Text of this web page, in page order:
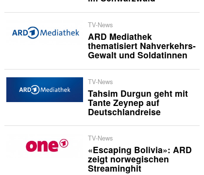
TV-News
ARD Mediathek
thematisiert Nahverkehrs-
Gewalt und Soldatinnen
TV-News
Tahsim Durgun geht mit
Tante Zeynep auf
Deutschlandreise
TV-News
«Escaping Bolivia»: ARD
zeigt norwegischen
Streaminghit